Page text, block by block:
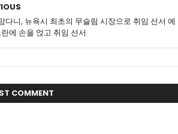
다니, 뉴욕시 최초의 무슬림 시장으로 취임 선서 예
에 손을 얹고 취임 선서
COMMENT